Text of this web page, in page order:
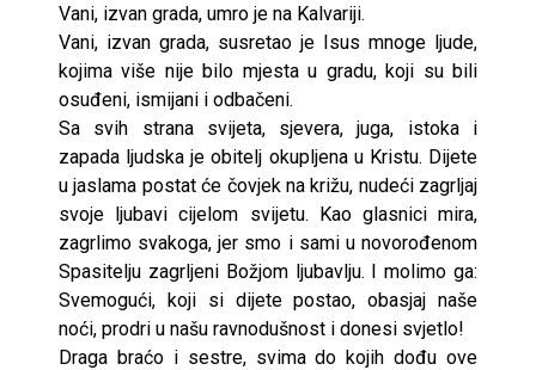
Vani, izvan grada, umro je na Kalvariji.
Vani, izvan grada, susretao je Isus mnoge ljude,
kojima više nije bilo mjesta u gradu, koji su bili
osuđeni, ismijani i odbačeni.
Sa svih strana svijeta, sjevera, juga, istoka i
zapada ljudska je obitelj okupljena u Kristu. Dijete
u jaslama postat će čovjek na križu, nudeći zagrljaj
svoje ljubavi cijelom svijetu. Kao glasnici mira,
zagrlimo svakoga, jer smo i sami u novorođenom
Spasitelju zagrljeni Božjom ljubavlju. I molimo ga:
Svemogući, koji si dijete postao, obasjaj naše
noći, prodri u našu ravnodušnost i donesi svjetlo!
Draga braćo i sestre, svima do kojih dođu ove